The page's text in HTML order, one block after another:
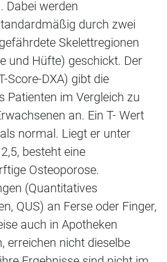
Dabei werden
durch zwei
Skelettregionen
und Hüfte) geschickt. Der
Score-DXA) gibt die
Patienten im Vergleich zu
an. Ein T- Wert
normal. Liegt er unter
besteht eine
Osteoporose.
(Quantitatives
QUS) an Ferse oder Finger,
auch in Apotheken
erreichen nicht dieselbe